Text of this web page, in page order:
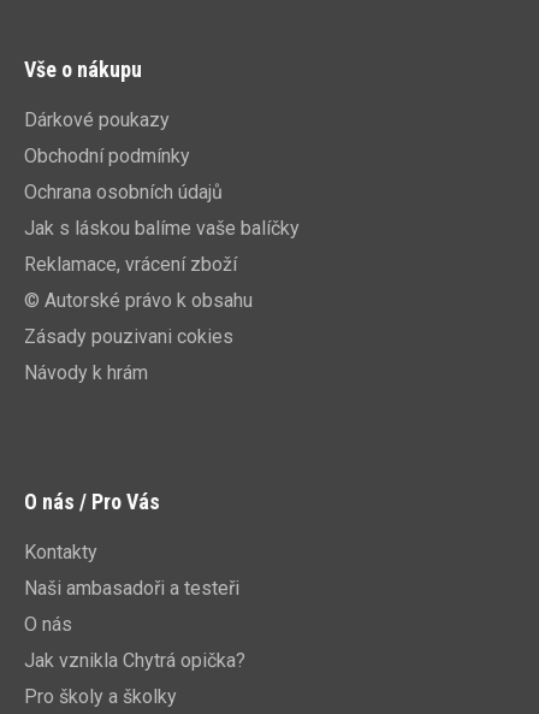
Vše o nákupu
Dárkové poukazy
Obchodní podmínky
Ochrana osobních údajů
Jak s láskou balíme vaše balíčky
Reklamace, vrácení zboží
© Autorské právo k obsahu
Zásady pouzivani cokies
Návody k hrám
O nás / Pro Vás
Kontakty
Naši ambasadoři a testeři
O nás
Jak vznikla Chytrá opička?
Pro školy a školky